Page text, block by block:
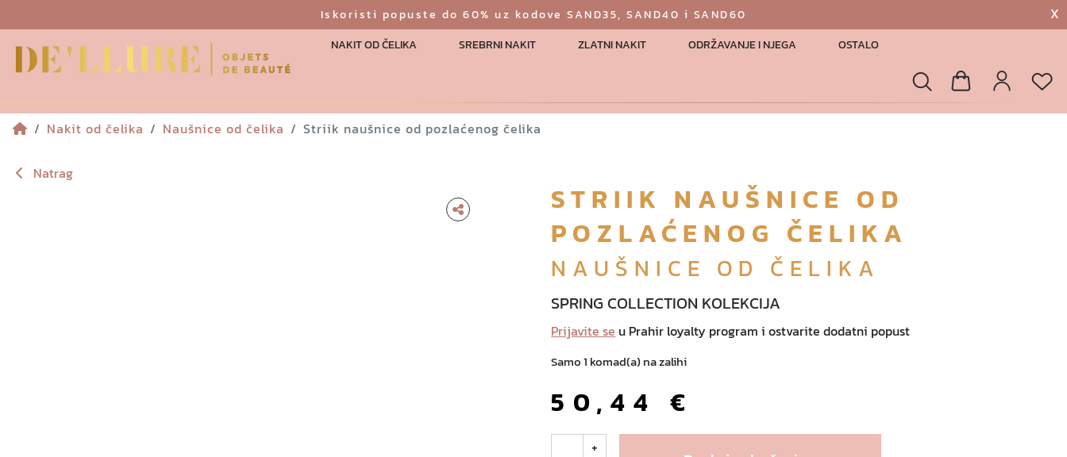
Iskoristi popuste do 60% uz kodove SAND35, SAND40 i SAND60 X
NAKIT OD ČELIKA SREBRNI NAKIT ZLATNI NAKIT ODRŽAVANJE I NJEGA OSTALO
Pretraga
Nakit od čelika
Naušnice od čelika Striik naušnice od pozlaćenog čelika
Natrag
STRIIK NAUŠNICE OD
POZLAĆENOG ČELIKA
NAUŠNICE OD ČELIKA
SPRING COLLECTION KOLEKCIJA
Prijavite se u Prahir loyalty program i ostvarite dodatni popust
Samo 1 komad(a) na zalihi
50,44 €
+